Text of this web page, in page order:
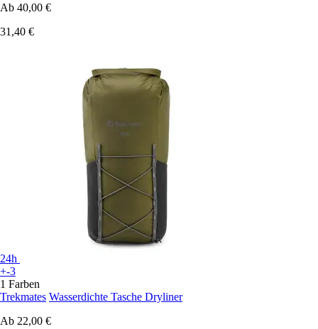
Ab 40,00 €
31,40 €
24h
+-3
1 Farben
Trekmates Wasserdichte Tasche Dryliner
Ab 22,00 €